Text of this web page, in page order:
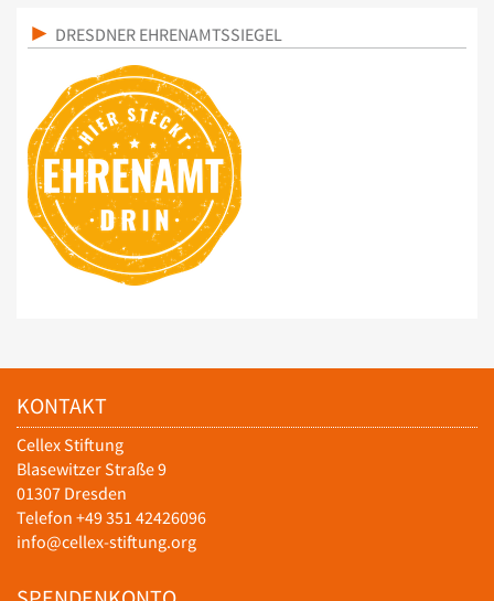
DRESDNER EHRENAMTSSIEGEL
KONTAKT
Cellex Stiftung
Blasewitzer Straße 9
01307 Dresden
Telefon +49 351 42426096
info@cellex-stiftung.org